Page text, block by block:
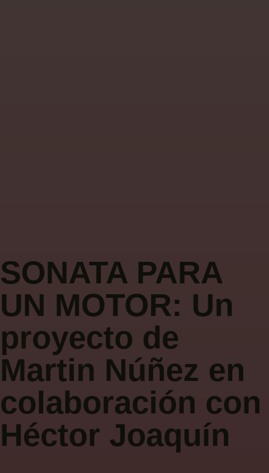
SONATA PARA
UN MOTOR: Un
proyecto de
Martin Núñez en
colaboración con
Héctor Joaquín